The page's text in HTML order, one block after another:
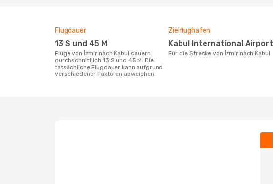
Flugdauer
13 S und 45 M
Flüge von İzmir nach Kabul dauern
durchschnittlich 13 S und 45 M. Die
tatsächliche Flugdauer kann aufgrund
verschiedener Faktoren abweichen.
Zielflughafen
Kabul International Airport
Für die Strecke von İzmir nach Kabul